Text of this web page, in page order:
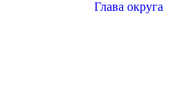
Глава округа